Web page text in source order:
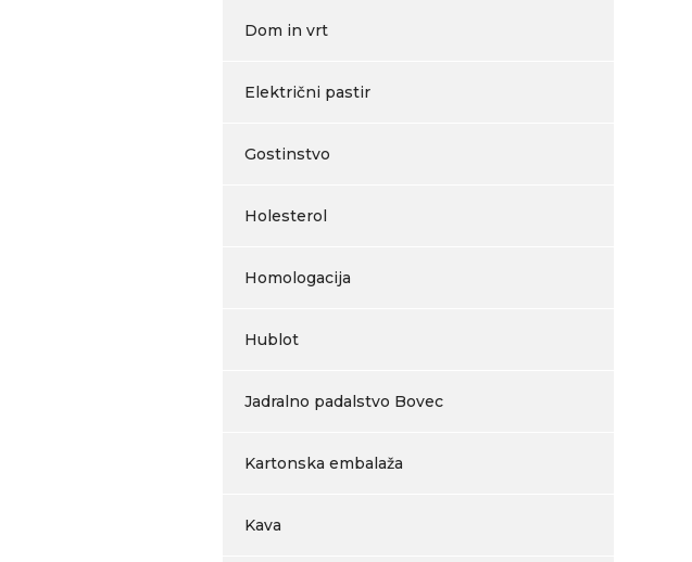
Dom in vrt
Električni pastir
Gostinstvo
Holesterol
Homologacija
Hublot
Jadralno padalstvo Bovec
Kartonska embalaža
Kava